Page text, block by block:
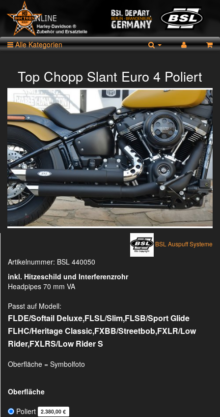
Alle Kategorien
Top Chopp Slant Euro 4 Poliert
BSL Auspuff Systeme
Artikelnummer: BSL 440050
inkl. Hitzeschild und Interferenzrohr
Headpipes 70 mm VA
Passt auf Modell:
FLDE/Softail Deluxe,FLSL/Slim,FLSB/Sport Glide
FLHC/Heritage Classic,FXBB/Streetbob,FXLR/Low
Rider,FXLRS/Low Rider S
Oberfläche = Symbolfoto
Oberfläche
Poliert
2.380,00 €